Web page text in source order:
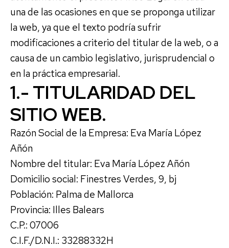
una de las ocasiones en que se proponga utilizar
la web, ya que el texto podría sufrir
modificaciones a criterio del titular de la web, o a
causa de un cambio legislativo, jurisprudencial o
en la práctica empresarial.
1.- TITULARIDAD DEL
SITIO WEB.
Razón Social de la Empresa: Eva María López
Añón
Nombre del titular: Eva María López Añón
Domicilio social: Finestres Verdes, 9, bj
Población: Palma de Mallorca
Provincia: Illes Balears
C.P.: 07006
C.I.F./D.N.I.: 33288332H